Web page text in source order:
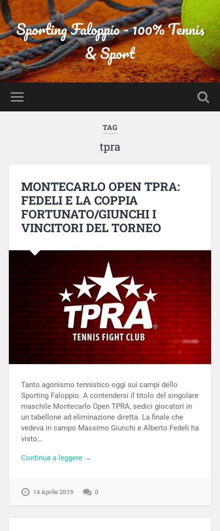
Sporting Faloppio - 100% Tennis
& Sport
TAG
tpra
MONTECARLO OPEN TPRA:
FEDELI E LA COPPIA
FORTUNATO/GIUNCHI I
VINCITORI DEL TORNEO
Tanto agonismo tennistico oggi sui campi dello
Sporting Faloppio. A contendersi il titolo del singolare
maschile Montecarlo Open TPRA, sedici giocatori in
un tabellone ad eliminazione diretta. La finale che
vedeva in campo Massimo Giunchi e Alberto Fedeli ha
visto…
Continua a leggere →
14 Aprile 2019 0